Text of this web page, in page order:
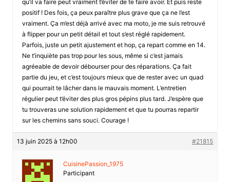
qu’il va faire peut vraiment t’éviter de te faire avoir. Et puis reste
positif ! Des fois, ça peux paraître plus grave que ça ne l’est
vraiment. Ça m’est déjà arrivé avec ma moto, je me suis retrouvé
à flipper pour un petit détail et tout s’est réglé rapidement.
Parfois, juste un petit ajustement et hop, ça repart comme en 14.
Ne t’inquiète pas trop pour les sous, même si c’est jamais
agréeable de devoir débourser pour des réparations. Ça fait
partie du jeu, et c’est toujours mieux que de rester avec un quad
qui pourrait te lâcher dans le mauvais moment. L’entretien
régulier peut t’éviter des plus gros pépins plus tard. J’espère que
tu trouveras une solution rapidement et que tu pourras repartir
sur les chemins sans souci. Courage !
13 juin 2025 à 12h00 #21815
CuisinePassion_1975
Participant